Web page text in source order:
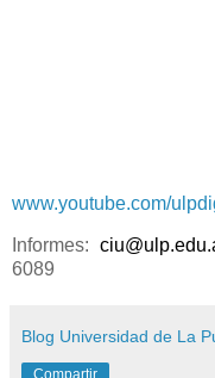
www.youtube.com/
Informes:
6089
Blog Universidad de La